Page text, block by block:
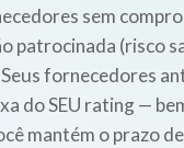
sem
patrocinada (risco
fornecedores
do SEU rating —
mantém o prazo